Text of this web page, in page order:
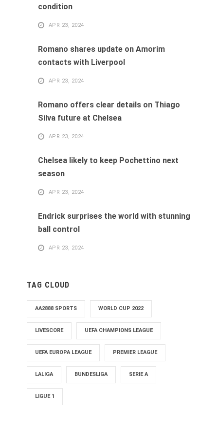
condition
APR 23, 2024
Romano shares update on Amorim
contacts with Liverpool
APR 23, 2024
Romano offers clear details on Thiago
Silva future at Chelsea
APR 23, 2024
Chelsea likely to keep Pochettino next
season
APR 23, 2024
Endrick surprises the world with stunning
ball control
APR 23, 2024
TAG CLOUD
AA2888 SPORTS WORLD CUP 2022
LIVESCORE UEFA CHAMPIONS LEAGUE
UEFA EUROPA LEAGUE PREMIER LEAGUE
LALIGA BUNDESLIGA SERIE A
LIGUE 1